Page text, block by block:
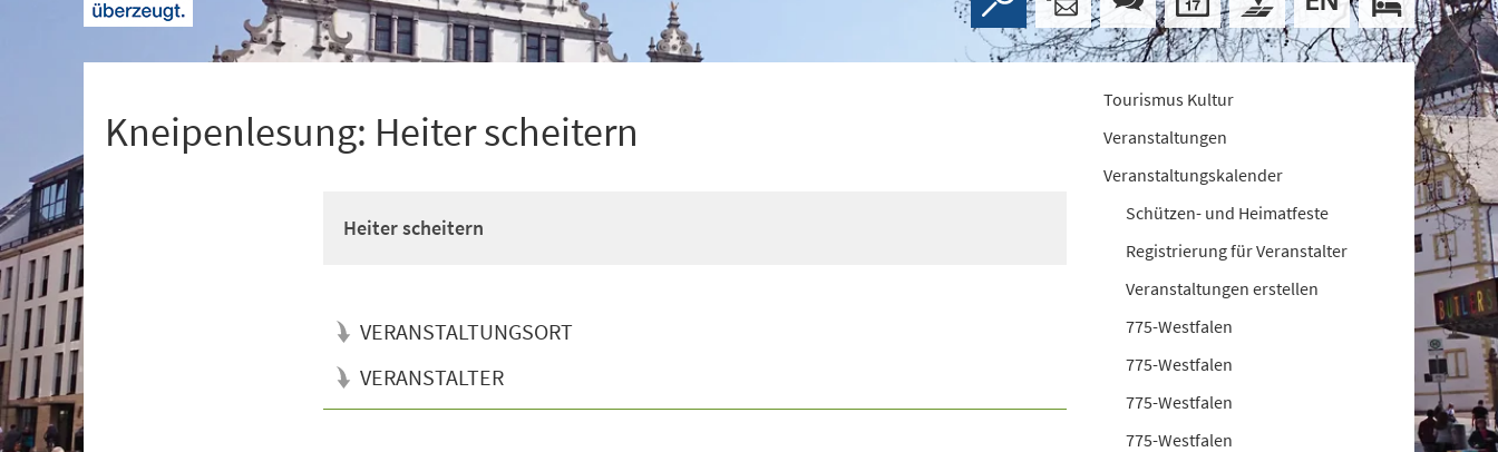
Kneipenlesung: Heiter scheitern
Heiter scheitern
VERANSTALTUNGSORT
VERANSTALTER
Tourismus Kultur
Veranstaltungen
Veranstaltungskalender
Schützen- und Heimatfeste
Registrierung für Veranstalter
Veranstaltungen erstellen
775-Westfalen
775-Westfalen
775-Westfalen
775-Westfalen